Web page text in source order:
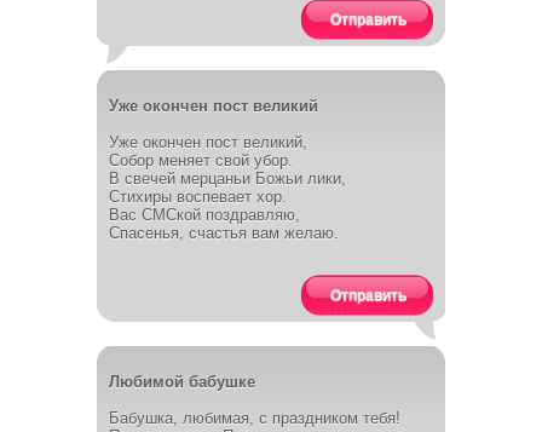
Отправить
Уже окончен пост великий
Уже окончен пост великий,
Собор меняет свой убор.
В свечей мерцаньи Божьи лики,
Стихиры воспевает хор.
Вас СМСкой поздравляю,
Спасенья, счастья вам желаю.
Отправить
Любимой бабушке
Бабушка, любимая, с праздником тебя!